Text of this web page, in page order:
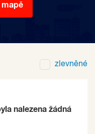
mapě
zlevněné
nalezena žádná